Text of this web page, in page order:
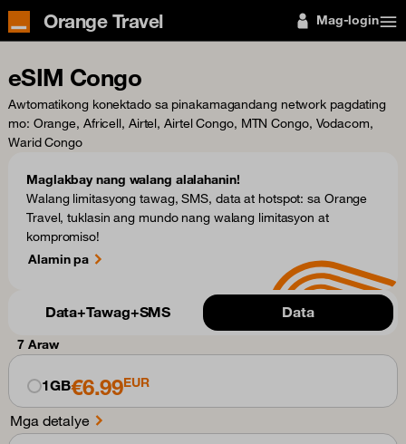
Orange Travel Mag-login
eSIM Congo
Awtomatikong konektado sa pinakamagandang network pagdating
mo: Orange, Africell, Airtel, Airtel Congo, MTN Congo, Vodacom,
Warid Congo
Maglakbay nang walang alalahanin!
Walang limitasyong tawag, SMS, data at hotspot: sa Orange
Travel, tuklasin ang mundo nang walang limitasyon at
kompromiso!
Alamin pa
Data+Tawag+SMS Data
7 Araw
1GB€6.99EUR
Mga detalye